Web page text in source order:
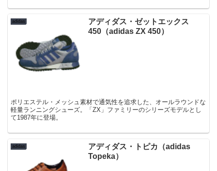
adidas
アディダス・ゼットエックス
450（adidas ZX 450）
ポリエステル・メッシュ素材で通気性を追求した、オールラウンドな
軽量ランニングシューズ。「ZX」ファミリーのシリーズモデルとし
て1987年に登場。
adidas
アディダス・トピカ（adidas
Topeka）